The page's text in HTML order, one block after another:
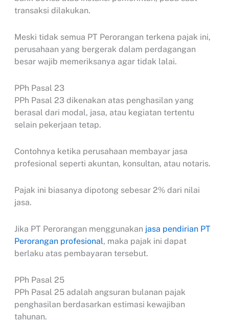
transaksi dilakukan.
Meski tidak semua PT Perorangan terkena pajak ini,
perusahaan yang bergerak dalam perdagangan
besar wajib memeriksanya agar tidak lalai.
PPh Pasal 23
PPh Pasal 23 dikenakan atas penghasilan yang
berasal dari modal, jasa, atau kegiatan tertentu
selain pekerjaan tetap.
Contohnya ketika perusahaan membayar jasa
profesional seperti akuntan, konsultan, atau notaris.
Pajak ini biasanya dipotong sebesar 2% dari nilai
jasa.
Jika PT Perorangan menggunakan jasa pendirian PT
Perorangan profesional, maka pajak ini dapat
berlaku atas pembayaran tersebut.
PPh Pasal 25
PPh Pasal 25 adalah angsuran bulanan pajak
penghasilan berdasarkan estimasi kewajiban
tahunan.